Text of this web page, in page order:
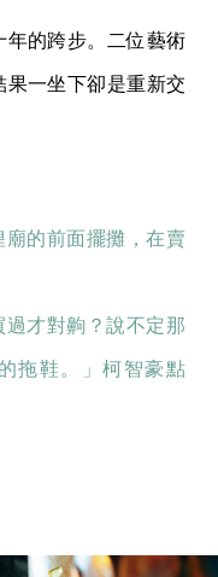
年的跨步。二位藝術
一坐下卻是重新交
廟的前面擺攤，在賣
過才對齁？說不定那
拖鞋。」柯智豪點